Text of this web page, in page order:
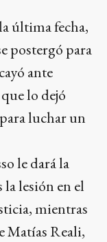
última fecha,
postergó para
ante
lo dejó
luchar un
le dará la
lesión en el
mientras
Matías Reali,